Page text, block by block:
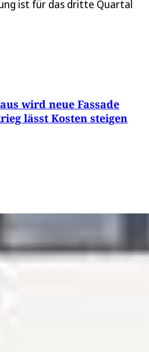
ist für das dritte Quartal
wird neue Fassade
lässt Kosten steigen